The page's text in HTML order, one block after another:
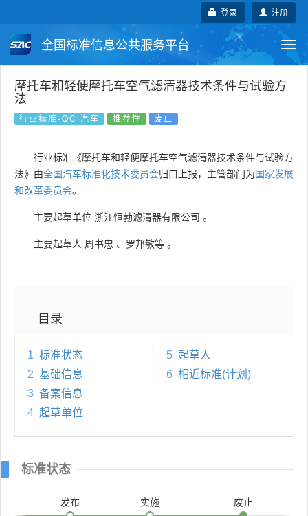
注册
登录
全国标准信息公共服务平台
国家标准 行业标准 地方标准
团体标准 企业标准
国外标准 技术委员会
摩托车和轻便摩托车空气滤清器技术条件与试验方
法
行业标准-QC 汽车 推荐性 废止
行业标准《摩托车和轻便摩托车空气滤清器技术条件与试验方
法》由全国汽车标准化技术委员会归口上报，主管部门为国家发展
和改革委员会。
主要起草单位 浙江恒勃滤清器有限公司 。
主要起草人 周书忠 、 罗邦敏等 。
目录
1 标准状态
2 基础信息
3 备案信息
4 起草单位
5 起草人
6 相近标准(计划)
标准状态
发布 实施 废止